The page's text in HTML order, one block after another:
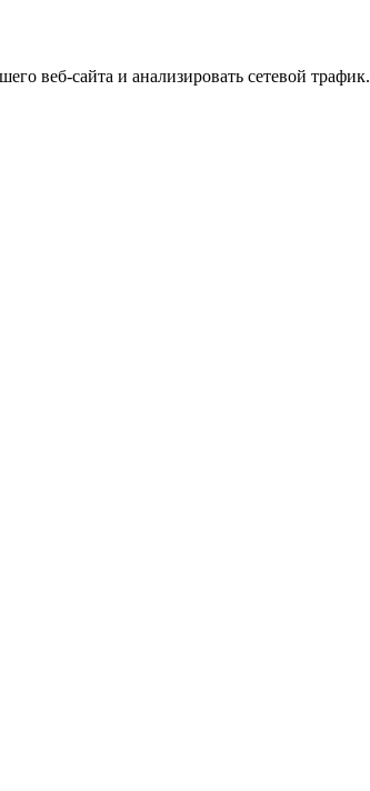
веб-сайта и анализировать сетевой трафик.